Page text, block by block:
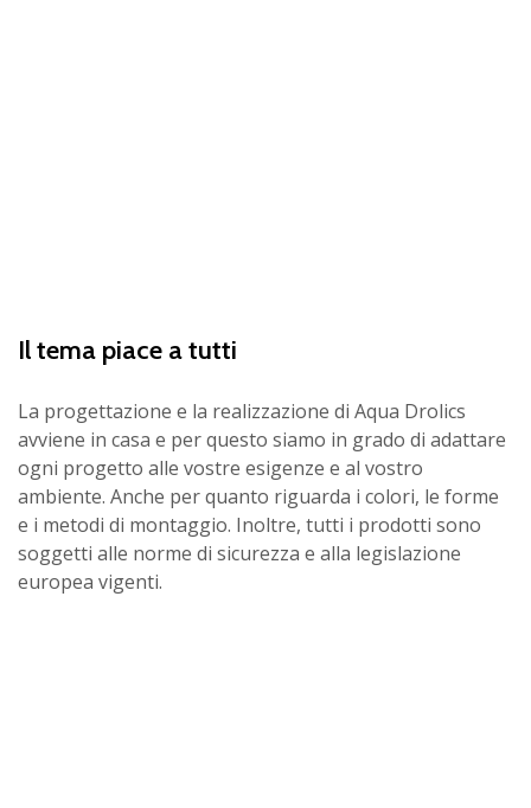
Il tema piace a tutti
La progettazione e la realizzazione di Aqua Drolics
avviene in casa e per questo siamo in grado di adattare
ogni progetto alle vostre esigenze e al vostro
ambiente. Anche per quanto riguarda i colori, le forme
e i metodi di montaggio. Inoltre, tutti i prodotti sono
soggetti alle norme di sicurezza e alla legislazione
europea vigenti.